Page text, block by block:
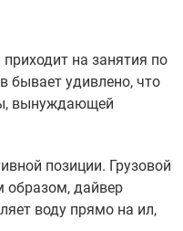
на занятия по
бывает удивлено, что
вынуждающей
позиции. Грузовой
образом, дайвер
воду прямо на ил,